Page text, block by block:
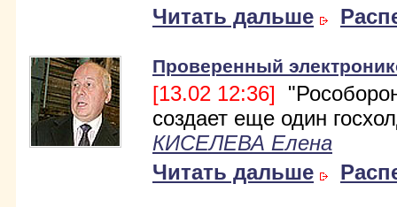
Читать дальше
Проверенный
[13.02 12:36]
создает еще один
КИСЕЛЕВА Елена
Читать дальше